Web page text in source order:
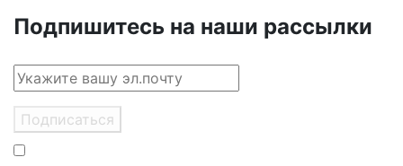
Подпишитесь на наши рассылки
Подписаться